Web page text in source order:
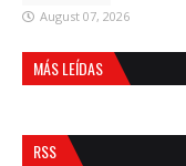
August 07, 2026
MÁS LEÍDAS
RSS